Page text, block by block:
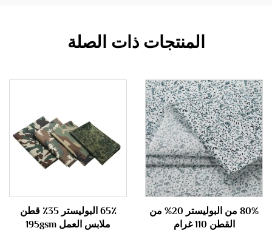
المنتجات ذات الصلة
80% من البوليستر 20% من
القطن 110 غرام
65٪ البوليستر 35٪ قطن
ملابس العمل 195gsm